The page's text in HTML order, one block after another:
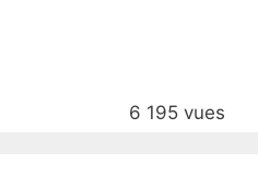
6 195 vues